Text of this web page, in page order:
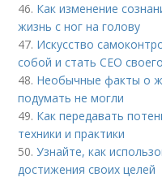
46. Как изменение
жизнь с ног на голову
47. Искусство
собой и стать CEO
48. Необычные факты о
подумать не могли
49. Как передавать
техники и практики
50.Узнайте, как
достижения своих целей